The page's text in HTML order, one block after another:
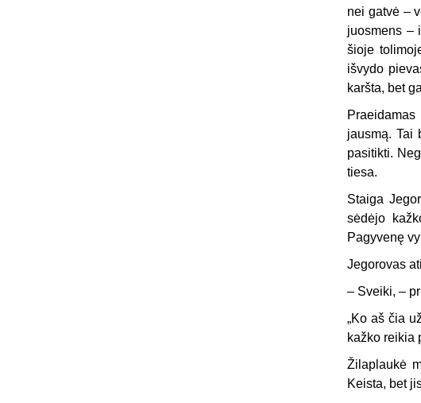
nei gatvė –
juosmens –
šioje
išvydo
karšta, bet
jausmą. Tai
pasitikti.
tiesa.
Staiga
sėdėjo
Pagyvenę
Jegorovas
– Sveiki, –
„Ko aš čia
kažko reikia
Žilaplaukė
Keista, bet